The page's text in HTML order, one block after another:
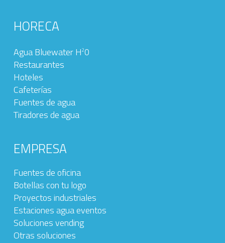
HORECA
Agua Bluewater H20
Restaurantes
Hoteles
Cafeterías
Fuentes de agua
Tiradores de agua
EMPRESA
Fuentes de oficina
Botellas con tu logo
Proyectos industriales
Estaciones agua eventos
Soluciones vending
Otras soluciones